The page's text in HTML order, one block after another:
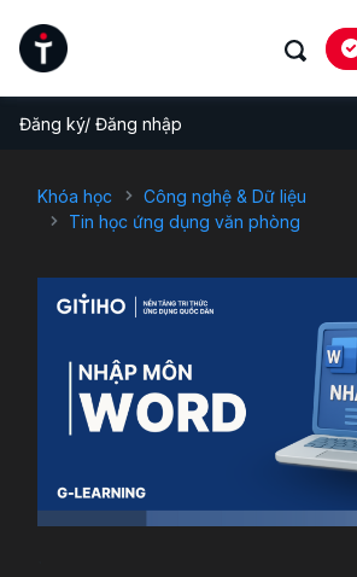
Đăng ký/ Đăng nhập
Khóa học
Công nghệ & Dữ liệu
Tin học ứng dụng văn phòng